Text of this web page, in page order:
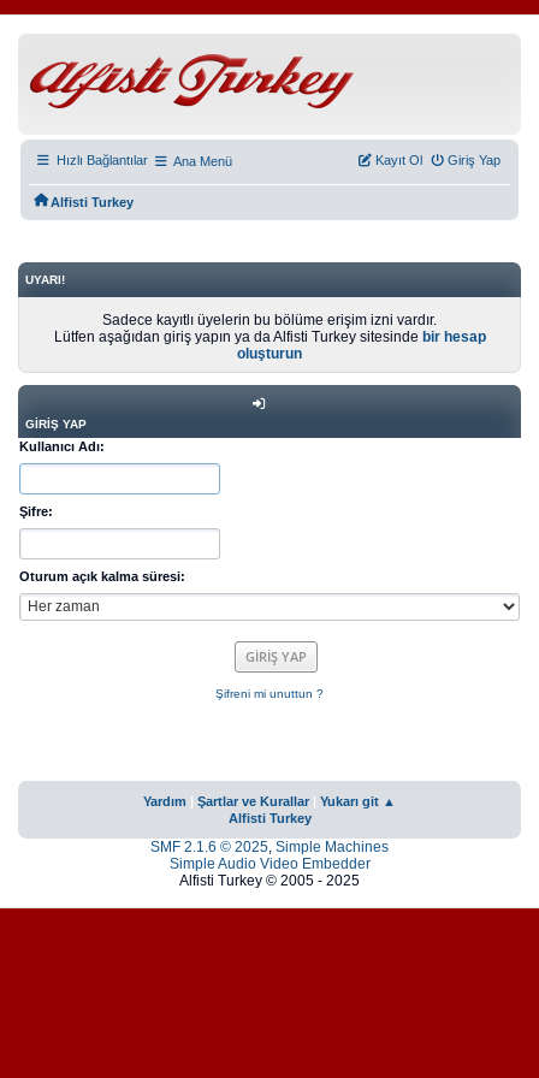
Hızlı Bağlantılar Ana Menü Giriş Yap
Kayıt Ol
Alfisti Turkey
UYARI!
Sadece kayıtlı üyelerin bu bölüme erişim izni vardır.
Lütfen aşağıdan giriş yapın ya da Alfisti Turkey sitesinde bir hesap
oluşturun
GIRIŞ YAP
Kullanıcı Adı:
Şifre:
Oturum açık kalma süresi:
Şifreni mi unuttun ?
Yardım | Şartlar ve Kurallar | Yukarı git ▲
Alfisti Turkey
SMF 2.1.6 © 2025, Simple Machines
Simple Audio Video Embedder
Alfisti Turkey © 2005 - 2025